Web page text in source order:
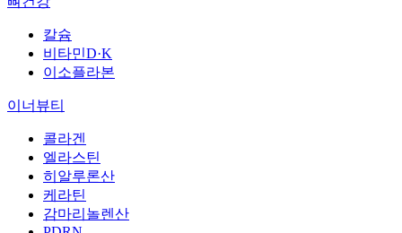
칼슘
비타민D·K
이소플라본
이너뷰티
콜라겐
엘라스틴
히알루론산
케라틴
감마리놀렌산